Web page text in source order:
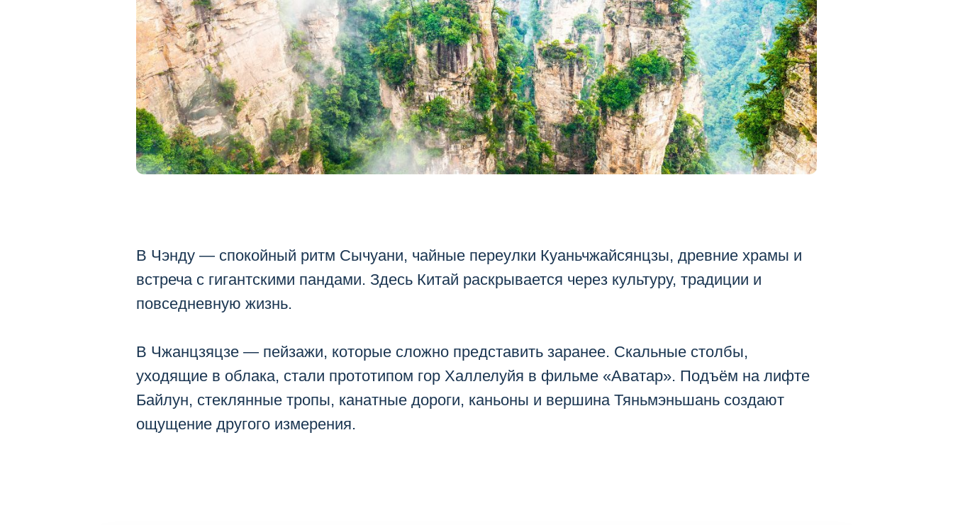
В Чэнду — спокойный ритм Сычуани, чайные переулки Куаньчжайсянцзы, древние храмы и
встреча с гигантскими пандами. Здесь Китай раскрывается через культуру, традиции и
повседневную жизнь.
В Чжанцзяцзе — пейзажи, которые сложно представить заранее. Скальные столбы,
уходящие в облака, стали прототипом гор Халлелуйя в фильме «Аватар». Подъём на лифте
Байлун, стеклянные тропы, канатные дороги, каньоны и вершина Тяньмэньшань создают
ощущение другого измерения.